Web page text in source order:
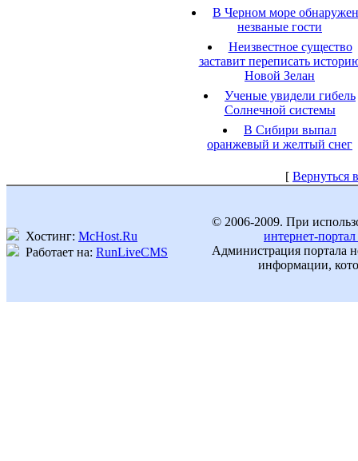
В Черном море
незваные гости
Неизвестное существо
заставит переписать
Новой Зелан
Ученые увидели гибель
Солнечной системы
В Сибири выпал
оранжевый и желтый снег
[ Вернуться
Хостинг: McHost.Ru
Работает на: RunLiveCMS
© 2006-2009. При
интернет-
Администрация портала
информации,